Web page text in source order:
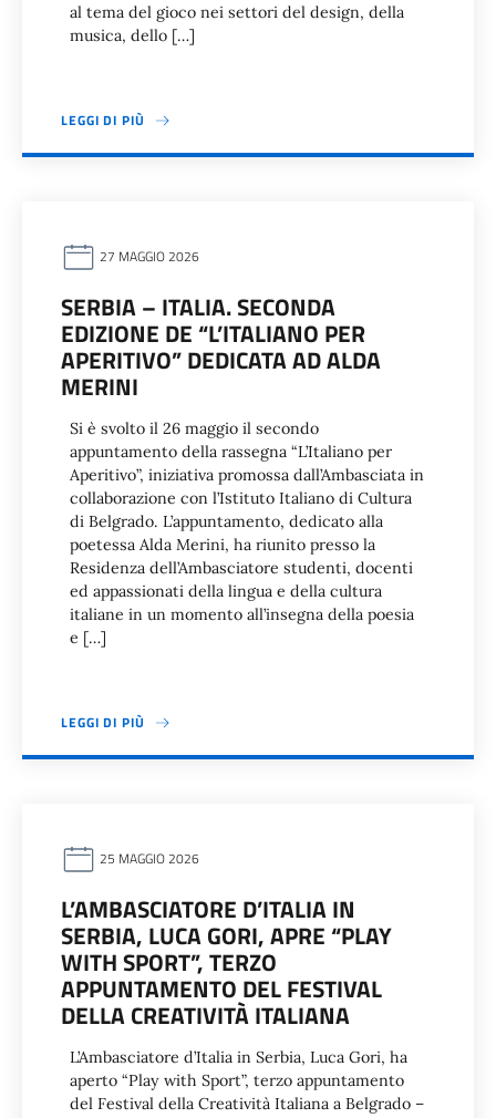
al tema del gioco nei settori del design, della
musica, dello […]
LEGGI DI PIÙ
27 MAGGIO 2026
SERBIA – ITALIA. SECONDA
EDIZIONE DE “L’ITALIANO PER
APERITIVO” DEDICATA AD ALDA
MERINI
Si è svolto il 26 maggio il secondo
appuntamento della rassegna “L’Italiano per
Aperitivo”, iniziativa promossa dall’Ambasciata in
collaborazione con l’Istituto Italiano di Cultura
di Belgrado. L’appuntamento, dedicato alla
poetessa Alda Merini, ha riunito presso la
Residenza dell’Ambasciatore studenti, docenti
ed appassionati della lingua e della cultura
italiane in un momento all’insegna della poesia
e […]
LEGGI DI PIÙ
25 MAGGIO 2026
L’AMBASCIATORE D’ITALIA IN
SERBIA, LUCA GORI, APRE “PLAY
WITH SPORT”, TERZO
APPUNTAMENTO DEL FESTIVAL
DELLA CREATIVITÀ ITALIANA
L’Ambasciatore d’Italia in Serbia, Luca Gori, ha
aperto “Play with Sport”, terzo appuntamento
del Festival della Creatività Italiana a Belgrado –